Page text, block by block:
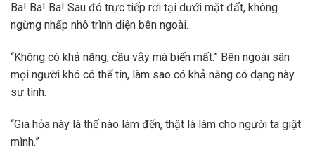
Ba! Ba! Ba! Sau đó trực tiếp rơi tại dưới mặt đất, không
ngừng nhấp nhô trình diện bên ngoài.
“Không có khả năng, cầu vậy mà biến mất.” Bên ngoài sân
mọi người khó có thể tin, làm sao có khả năng có dạng này
sự tình.
“Gia hỏa này là thế nào làm đến, thật là làm cho người ta giật
mình.”